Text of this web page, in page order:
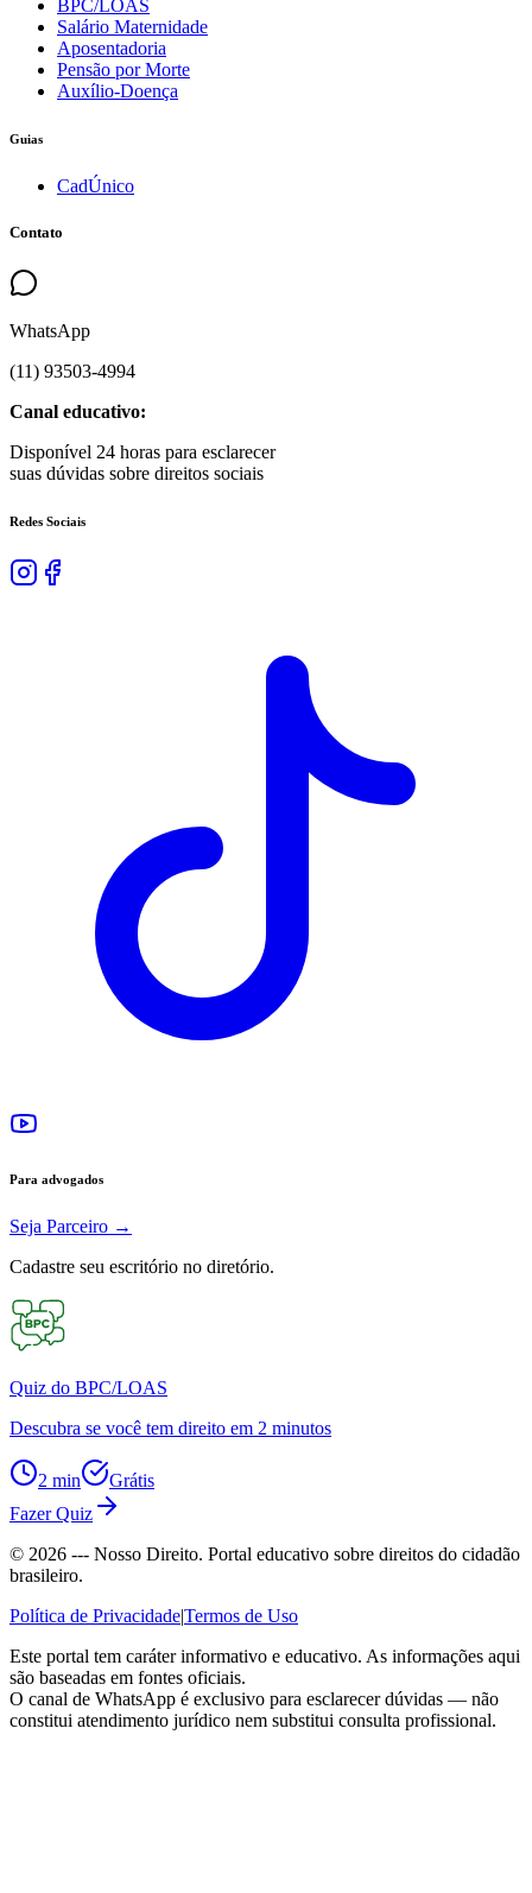
BPC/LOAS
Salário Maternidade
Aposentadoria
Pensão por Morte
Auxílio-Doença
Guias
CadÚnico
Contato
WhatsApp
(11) 93503-4994
Canal educativo:
Disponível 24 horas para esclarecer
suas dúvidas sobre direitos sociais
Redes Sociais
Para advogados
Seja Parceiro →
Cadastre seu escritório no diretório.
Quiz do BPC/LOAS
Descubra se você tem direito em 2 minutos
2 min
Grátis
Fazer Quiz
© 2026 --- Nosso Direito. Portal educativo sobre direitos do cidadão
brasileiro.
Política de Privacidade|Termos de Uso
Este portal tem caráter informativo e educativo. As informações aqui
são baseadas em fontes oficiais.
O canal de WhatsApp é exclusivo para esclarecer dúvidas — não
constitui atendimento jurídico nem substitui consulta profissional.